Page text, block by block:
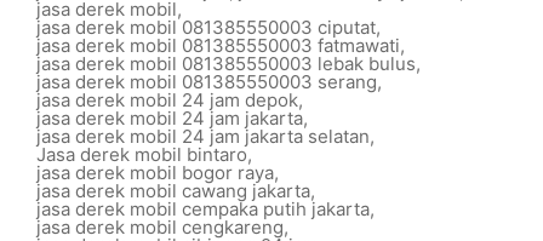
jasa derek mobil,
jasa derek mobil 081385550003 ciputat,
jasa derek mobil 081385550003 fatmawati,
jasa derek mobil 081385550003 lebak bulus,
jasa derek mobil 081385550003 serang,
jasa derek mobil 24 jam depok,
jasa derek mobil 24 jam jakarta,
jasa derek mobil 24 jam jakarta selatan,
Jasa derek mobil bintaro,
jasa derek mobil bogor raya,
jasa derek mobil cawang jakarta,
jasa derek mobil cempaka putih jakarta,
jasa derek mobil cengkareng,